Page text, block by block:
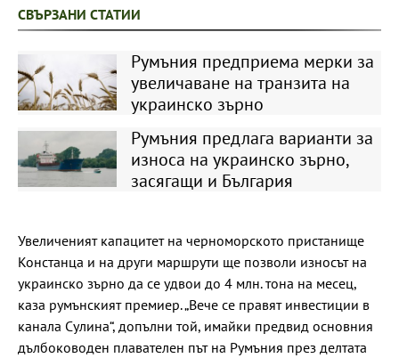
СВЪРЗАНИ СТАТИИ
Румъния предприема мерки за
увеличаване на транзита на
украинско зърно
Румъния предлага варианти за
износа на украинско зърно,
засягащи и България
Увеличеният капацитет на черноморското пристанище
Констанца и на други маршрути ще позволи износът на
украинско зърно да се удвои до 4 млн. тона на месец,
каза румънският премиер. „Вече се правят инвестиции в
канала Сулина“, допълни той, имайки предвид основния
дълбоководен плавателен път на Румъния през делтата